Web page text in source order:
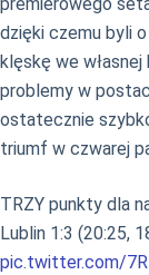
premierowego
dzięki czemu byli
klęskę we
problemy w
ostatecznie
triumf w czwarej
TRZY punkty dla
Lublin 1:3 (20:25,
pic.twitter.com/